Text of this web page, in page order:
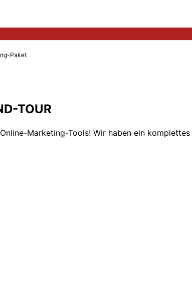
Paket
TOUR
Marketing-Tools! Wir haben ein